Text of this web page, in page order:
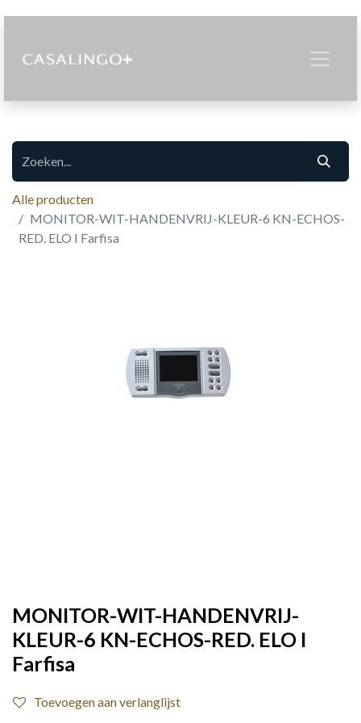
Alle producten
MONITOR-WIT-HANDENVRIJ-KLEUR-6 KN-ECHOS-
RED. ELO I Farfisa
MONITOR-WIT-HANDENVRIJ-
KLEUR-6 KN-ECHOS-RED. ELO I
Farfisa
Toevoegen aan verlanglijst